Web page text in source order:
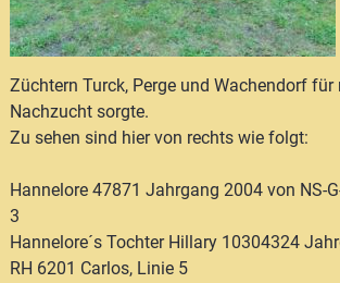
Züchtern Turck, Perge und Wachendorf für
Nachzucht sorgte.
Zu sehen sind hier von rechts wie folgt:
Hannelore 47871 Jahrgang 2004 von NS-
3
Hannelore´s Tochter Hillary 10304324
RH 6201 Carlos, Linie 5